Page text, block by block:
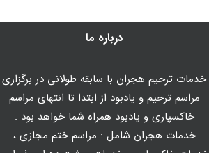
درباره ما
خدمات ترحیم هجران با سابقه طولانی در برگزاری
مراسم ترحیم و یادبود از ابتدا تا انتهای مراسم
خاکسپاری و یادبود همراه شما خواهد بود .
خدمات هجران شامل : مراسم ختم مجازی ،